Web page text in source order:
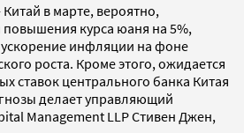
в марте, вероятно,
курса юаня на 5%,
инфляции на фоне
роста. Кроме этого, ожидается
ставок центрального банка Китая
делает управляющий
Management LLP Стивен Джен,